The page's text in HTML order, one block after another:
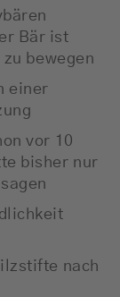
Bär ist
bewegen
einer
vor 10
bisher nur
nach